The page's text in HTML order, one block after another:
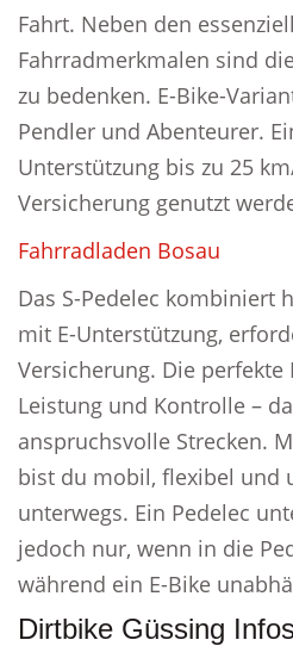
Fahrt. Neben den
Fahrradmerkmalen sind
zu bedenken. E-Bike-
Pendler und Abenteurer.
Unterstützung bis zu 25
Versicherung genutzt
Fahrradladen Bosau
Das S-Pedelec kombiniert
mit E-Unterstützung,
Versicherung. Die perfekte
Leistung und Kontrolle –
anspruchsvolle Strecken.
bist du mobil, flexibel und
unterwegs. Ein Pedelec
jedoch nur, wenn in die
während ein E-Bike
Dirtbike Güssing